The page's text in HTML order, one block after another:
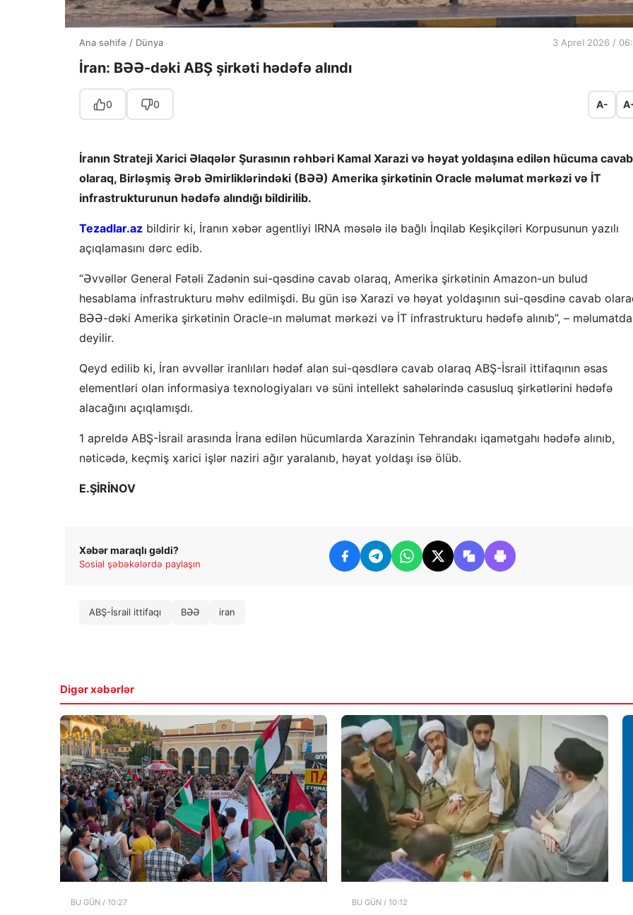
Ana səhifə / Dünya 3 Aprel 2026 /
İran: BƏƏ-dəki ABŞ şirkəti hədəfə alındı
0 0 A-
İranın Strateji Xarici Əlaqələr Şurasının rəhbəri Kamal Xarazi və həyat yoldaşına edilən hücuma cavab
olaraq, Birləşmiş Ərəb Əmirliklərindəki (BƏƏ) Amerika şirkətinin Oracle məlumat mərkəzi və İT
infrastrukturunun hədəfə alındığı bildirilib.
Tezadlar.az bildirir ki, İranın xəbər agentliyi IRNA məsələ ilə bağlı İnqilab Keşikçiləri Korpusunun yazılı
açıqlamasını dərc edib.
“Əvvəllər General Fətəli Zadənin sui-qəsdinə cavab olaraq, Amerika şirkətinin Amazon-un bulud
hesablama infrastrukturu məhv edilmişdi. Bu gün isə Xarazi və həyat yoldaşının sui-qəsdinə cavab
BƏƏ-dəki Amerika şirkətinin Oracle-ın məlumat mərkəzi və İT infrastrukturu hədəfə alınıb”, – məlumatda
deyilir.
Qeyd edilib ki, İran əvvəllər iranlıları hədəf alan sui-qəsdlərə cavab olaraq ABŞ-İsrail ittifaqının əsas
elementləri olan informasiya texnologiyaları və süni intellekt sahələrində casusluq şirkətlərini hədəfə
alacağını açıqlamışdı.
1 apreldə ABŞ-İsrail arasında İrana edilən hücumlarda Xarazinin Tehrandakı iqamətgahı hədəfə alınıb,
nəticədə, keçmiş xarici işlər naziri ağır yaralanıb, həyat yoldaşı isə ölüb.
E.ŞİRİNOV
Xəbər maraqlı gəldi?
Sosial şəbəkələrdə paylaşın
ABŞ-İsrail ittifaqı BƏƏ iran
Digər xəbərlər
BU GÜN / 10:27 BU GÜN / 10:12